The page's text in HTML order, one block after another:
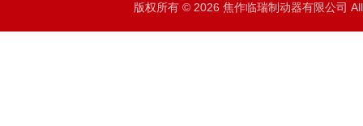
版权所有 © 2026 焦作临瑞制动器有限公